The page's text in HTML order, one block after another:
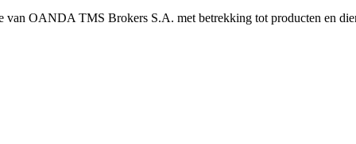
OANDA TMS Brokers S.A. met betrekking tot producten en